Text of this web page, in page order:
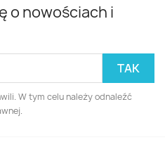
o nowościach i
W tym celu należy odnaleźć